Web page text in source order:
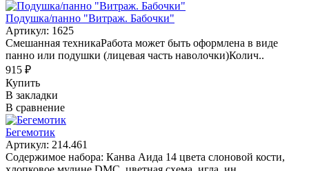
Подушка/панно "Витраж. Бабочки"
Артикул: 1625
Смешанная техникаРабота может быть оформлена в виде
панно или подушки (лицевая часть наволочки)Колич..
915 ₽
Купить
В закладки
В сравнение
Бегемотик
Артикул: 214.461
Содержимое набора: Канва Аида 14 цвета слоновой кости,